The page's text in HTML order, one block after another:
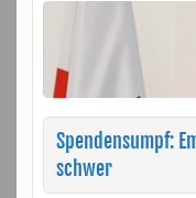
Spendensumpf:
schwer